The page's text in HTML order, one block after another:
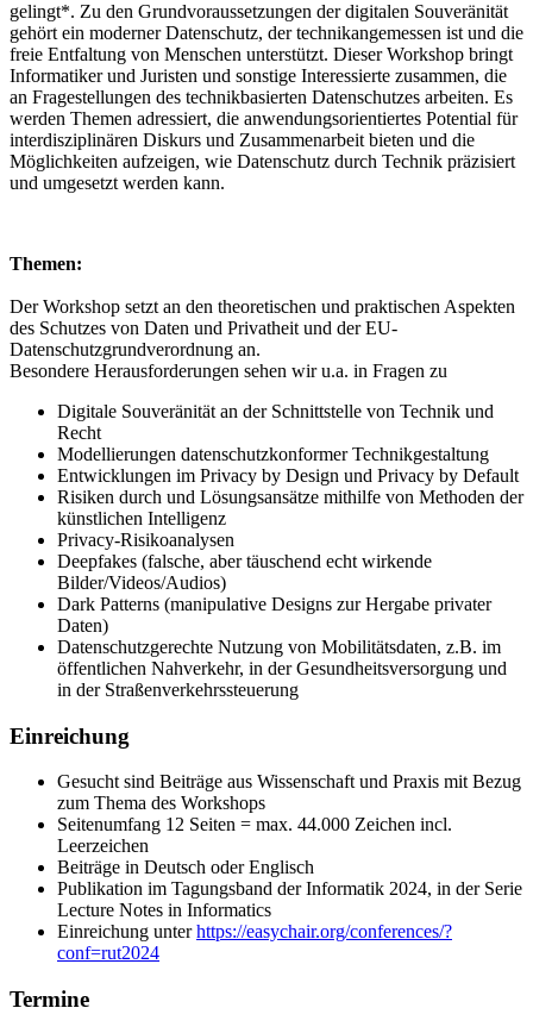
gelingt*. Zu den Grundvoraussetzungen der digitalen Souveränität
gehört ein moderner Datenschutz, der technikangemessen ist und die
freie Entfaltung von Menschen unterstützt. Dieser Workshop bringt
Informatiker und Juristen und sonstige Interessierte zusammen, die
an Fragestellungen des technikbasierten Datenschutzes arbeiten. Es
werden Themen adressiert, die anwendungsorientiertes Potential für
interdisziplinären Diskurs und Zusammenarbeit bieten und die
Möglichkeiten aufzeigen, wie Datenschutz durch Technik präzisiert
und umgesetzt werden kann.
Themen:
Der Workshop setzt an den theoretischen und praktischen Aspekten
des Schutzes von Daten und Privatheit und der EU-
Datenschutzgrundverordnung an.
Besondere Herausforderungen sehen wir u.a. in Fragen zu
Digitale Souveränität an der Schnittstelle von Technik und
Recht
Modellierungen datenschutzkonformer Technikgestaltung
Entwicklungen im Privacy by Design und Privacy by Default
Risiken durch und Lösungsansätze mithilfe von Methoden der
künstlichen Intelligenz
Privacy-Risikoanalysen
Deepfakes (falsche, aber täuschend echt wirkende
Bilder/Videos/Audios)
Dark Patterns (manipulative Designs zur Hergabe privater
Daten)
Datenschutzgerechte Nutzung von Mobilitätsdaten, z.B. im
öffentlichen Nahverkehr, in der Gesundheitsversorgung und
in der Straßenverkehrssteuerung
Einreichung
Gesucht sind Beiträge aus Wissenschaft und Praxis mit Bezug
zum Thema des Workshops
Seitenumfang 12 Seiten = max. 44.000 Zeichen incl.
Leerzeichen
Beiträge in Deutsch oder Englisch
Publikation im Tagungsband der Informatik 2024, in der Serie
Lecture Notes in Informatics
Einreichung unterhttps://easychair.org/conferences/?
conf=rut2024
Termine